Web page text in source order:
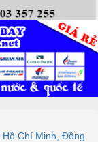
Hồ Chí Minh, Đồng